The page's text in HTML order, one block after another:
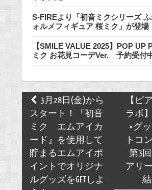
S-FIREより「初音ミクシリーズ
ォルメフィギュア 桜ミク」が登場
【SMILE VALUE 2025】POP UP
ミク お花見コーデVer. 予約受付
Post
navigation
3月28日(金)から
スタート！『初音
ミク エムアイカ
ード』を使用して
貯まるエムアイポ
イントでオリジナ
ルグッズをGETしよ
【ピ
ラボ
×グ
トコ
第3
アリ